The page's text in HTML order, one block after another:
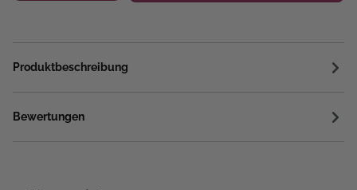
Produktbeschreibung
Bewertungen